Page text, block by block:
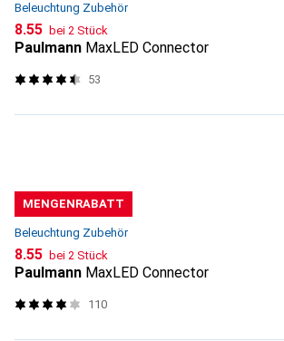
Beleuchtung Zubehör
CHF
8.55 bei 2 Stück
Paulmann MaxLED Connector
53
MENGENRABATT
Beleuchtung Zubehör
CHF
8.55 bei 2 Stück
Paulmann MaxLED Connector
110